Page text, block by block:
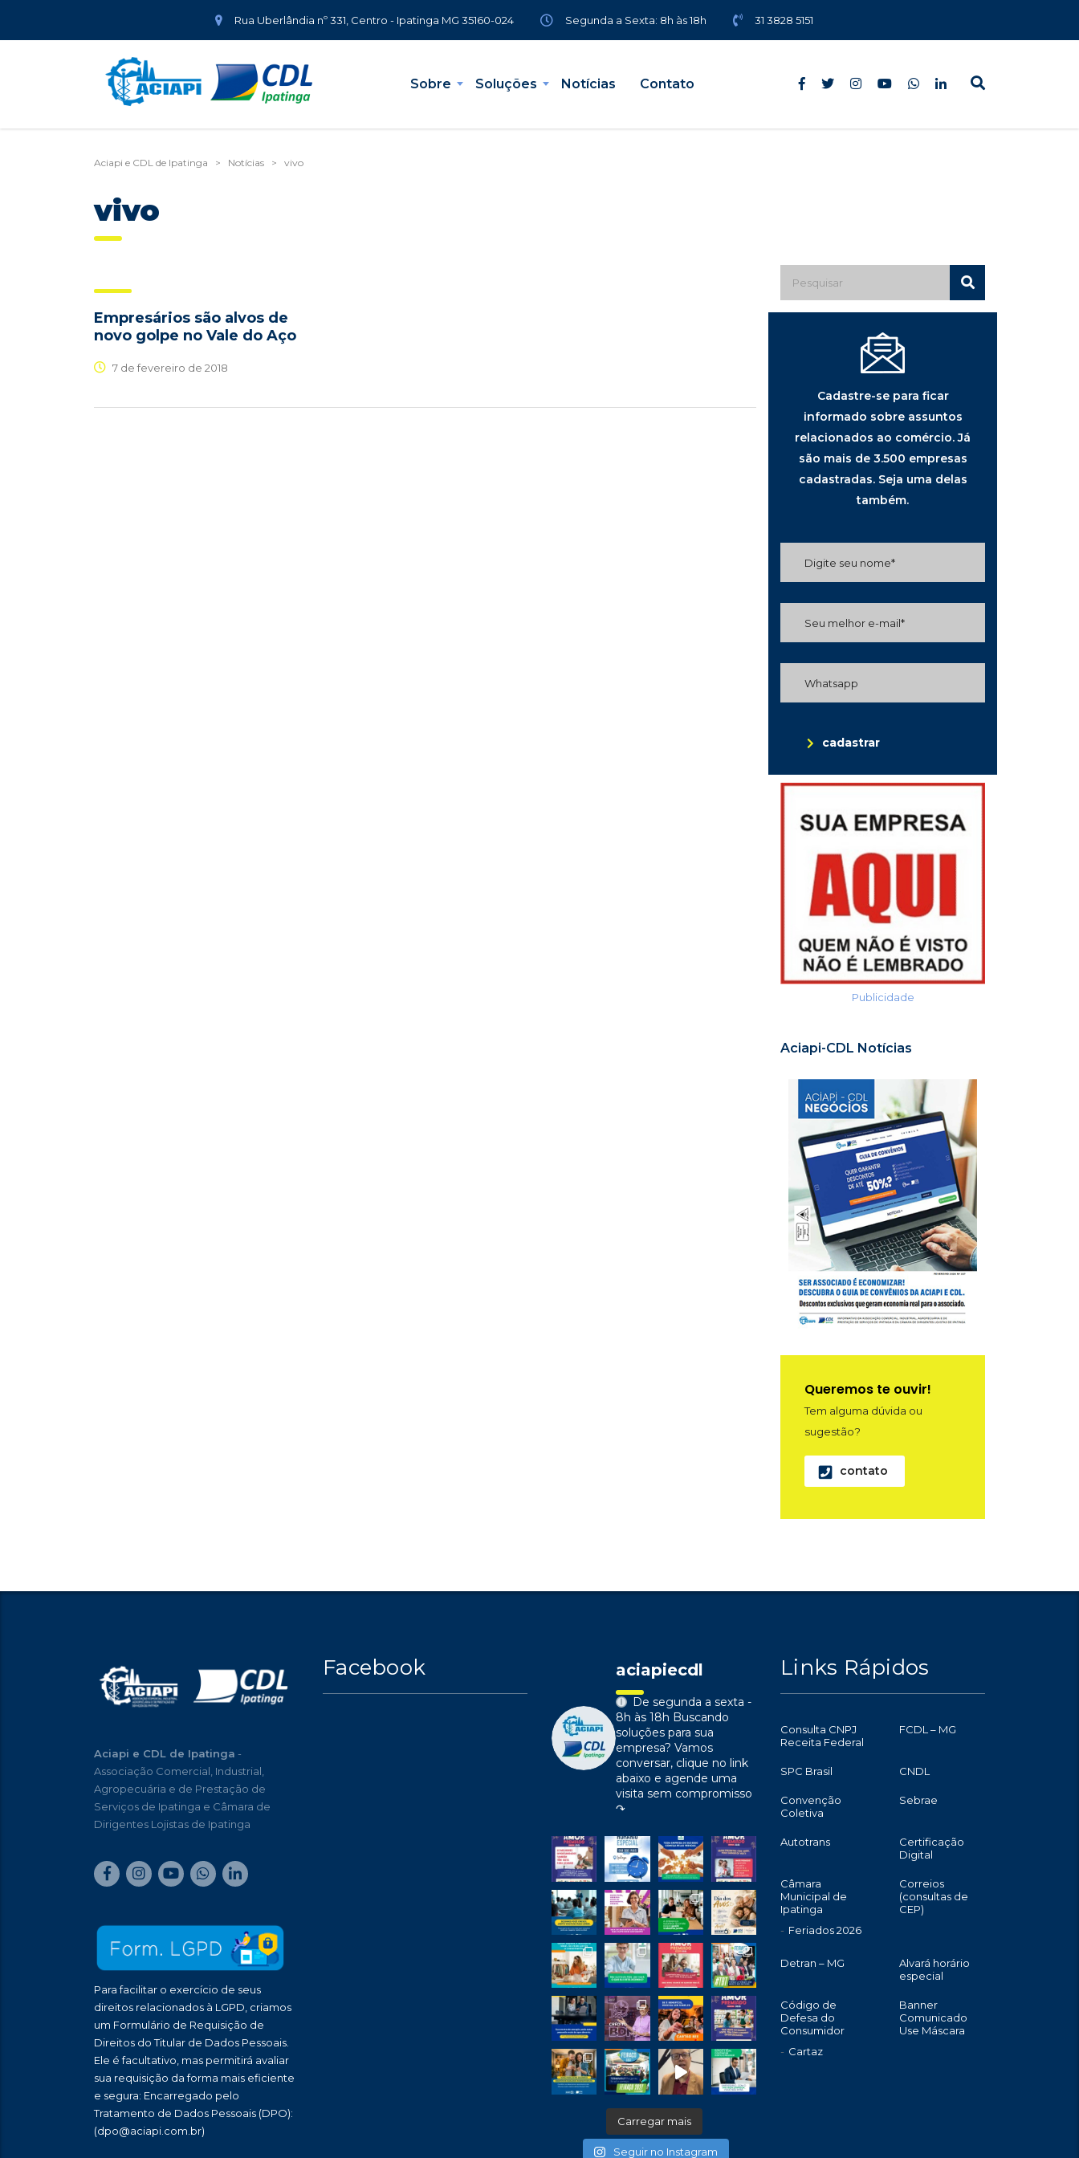
Rua Uberlândia nº 331, Centro - Ipatinga MG 35160-024 Segunda a Sexta: 8h às 18h 31 3828 5151
Sobre Soluções Notícias Contato
Aciapi e CDL de Ipatinga > Notícias > vivo
vivo
Empresários são alvos de
novo golpe no Vale do Aço
7 de fevereiro de 2018
Cadastre-se para ficar
informado sobre assuntos
relacionados ao comércio. Já
são mais de 3.500 empresas
cadastradas. Seja uma delas
também.
cadastrar
Publicidade
Aciapi-CDL Notícias
Queremos te ouvir!
Tem alguma dúvida ou
sugestão?
contato
Aciapi e CDL de Ipatinga -
Associação Comercial, Industrial,
Agropecuária e de Prestação de
Serviços de Ipatinga e Câmara de
Dirigentes Lojistas de Ipatinga
Para facilitar o exercício de seus
direitos relacionados à LGPD, criamos
um Formulário de Requisição de
Direitos do Titular de Dados Pessoais.
Ele é facultativo, mas permitirá avaliar
sua requisição da forma mais eficiente
e segura: Encarregado pelo
Tratamento de Dados Pessoais (DPO):
(dpo@aciapi.com.br)
Facebook aciapiecdl
De segunda a sexta -
8h às 18h Buscando
soluções para sua
empresa? Vamos
conversar, clique no link
abaixo e agende uma
visita sem compromisso
↷
Carregar mais
Seguir no Instagram
Links Rápidos
Consulta CNPJ
Receita Federal
FCDL – MG
SPC Brasil CNDL
Convenção
Coletiva
Sebrae
Autotrans
Certificação
Digital
Câmara
Municipal de
Ipatinga
Feriados 2026
Correios
(consultas de
CEP)
Detran – MG
Alvará horário
especial
Código de
Defesa do
Consumidor
Cartaz
Banner
Comunicado
Use Máscara